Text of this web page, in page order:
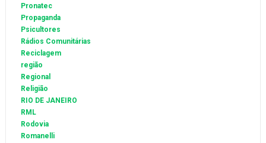
Pronatec
Propaganda
Psicultores
Rádios Comunitárias
Reciclagem
região
Regional
Religião
RIO DE JANEIRO
RML
Rodovia
Romanelli